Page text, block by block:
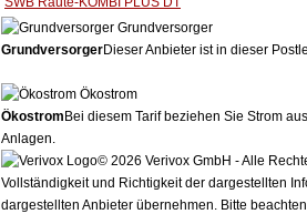
Grundversorger
GrundversorgerDieser Anbieter ist in dieser
Ökostrom
Ökostrom Bei diesem Tarif beziehen Sie Strom
Anlagen.
© 2026 Verivox GmbH - Alle
Vollständigkeit und Richtigkeit der dargestellten
dargestellten Anbieter übernehmen. Bitte